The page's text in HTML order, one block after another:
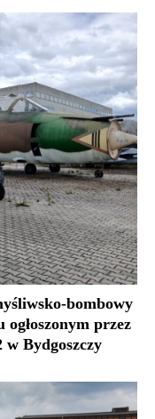
bombowy
ogłoszonym przez
Bydgoszczy